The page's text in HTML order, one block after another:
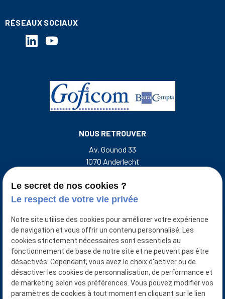
RÉSEAUX SOCIAUX
NOUS RETROUVER
Av. Gounod 33
1070 Anderlecht
7500 Tournai Belgique
+32 493 50 38 33
NUMÉRO D'ENTREPRISE
0401921874/0427871651
NUMÉRO D’AGRÉATION ITAA :
Goficom srl : 50.488.702
Le secret de nos cookies ?
Le respect de votre vie privée
Notre site utilise des cookies pour améliorer votre expérience
de navigation et vous offrir un contenu personnalisé. Les
cookies strictement nécessaires sont essentiels au
fonctionnement de base de notre site et ne peuvent pas être
désactivés. Cependant, vous avez le choix d'activer ou de
désactiver les cookies de personnalisation, de performance et
de marketing selon vos préférences. Vous pouvez modifier vos
paramètres de cookies à tout moment en cliquant sur le lien